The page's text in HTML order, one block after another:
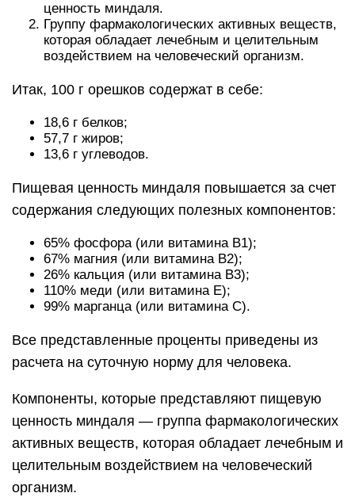
ценность миндаля.
Группу фармакологических активных веществ,
которая обладает лечебным и целительным
воздействием на человеческий организм.
Итак, 100 г орешков содержат в себе:
18,6 г белков;
57,7 г жиров;
13,6 г углеводов.
Пищевая ценность миндаля повышается за счет
содержания следующих полезных компонентов:
65% фосфора (или витамина В1);
67% магния (или витамина В2);
26% кальция (или витамина В3);
110% меди (или витамина Е);
99% марганца (или витамина С).
Все представленные проценты приведены из
расчета на суточную норму для человека.
Компоненты, которые представляют пищевую
ценность миндаля — группа фармакологических
активных веществ, которая обладает лечебным и
целительным воздействием на человеческий
организм.